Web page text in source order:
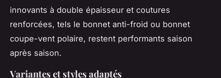
innovants à double épaisseur et coutures
renforcées, tels le bonnet anti-froid ou bonnet
coupe-vent polaire, restent performants saison
après saison.
Variantes et styles adaptés